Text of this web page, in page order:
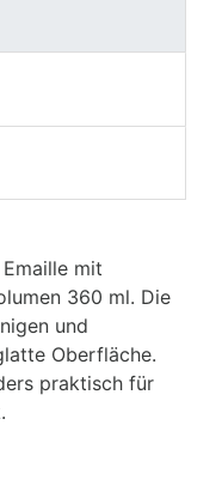
mit
360 ml. Die
und
Oberfläche.
praktisch für